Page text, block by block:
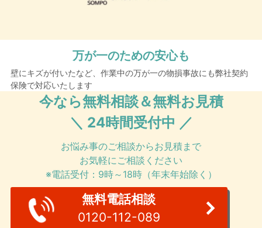
万が一のための安心も
壁にキズが付いたなど、作業中の万が一の物損事故にも弊社契約
保険で対応いたします
今なら無料相談＆無料お見積
＼ 24時間受付中 ／
お悩み事のご相談からお見積まで
お気軽にご相談ください
※電話受付：9時～18時（年末年始除く）
無料電話相談
0120-112-089